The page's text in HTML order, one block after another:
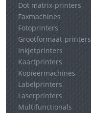
Dot matrix-printers
Faxmachines
Fotoprinters
Grootformaat-printers
Inkjetprinters
Kaartprinters
Kopieermachines
Labelprinters
Laserprinters
Multifunctionals